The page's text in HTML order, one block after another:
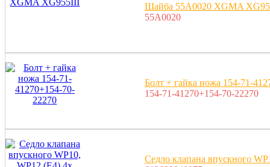
Шайба 55A0020 XGMA
55A0020
Болт + гайка ножа 154-71-
154-71-41270+154-70-22270
Седло клапана впускного